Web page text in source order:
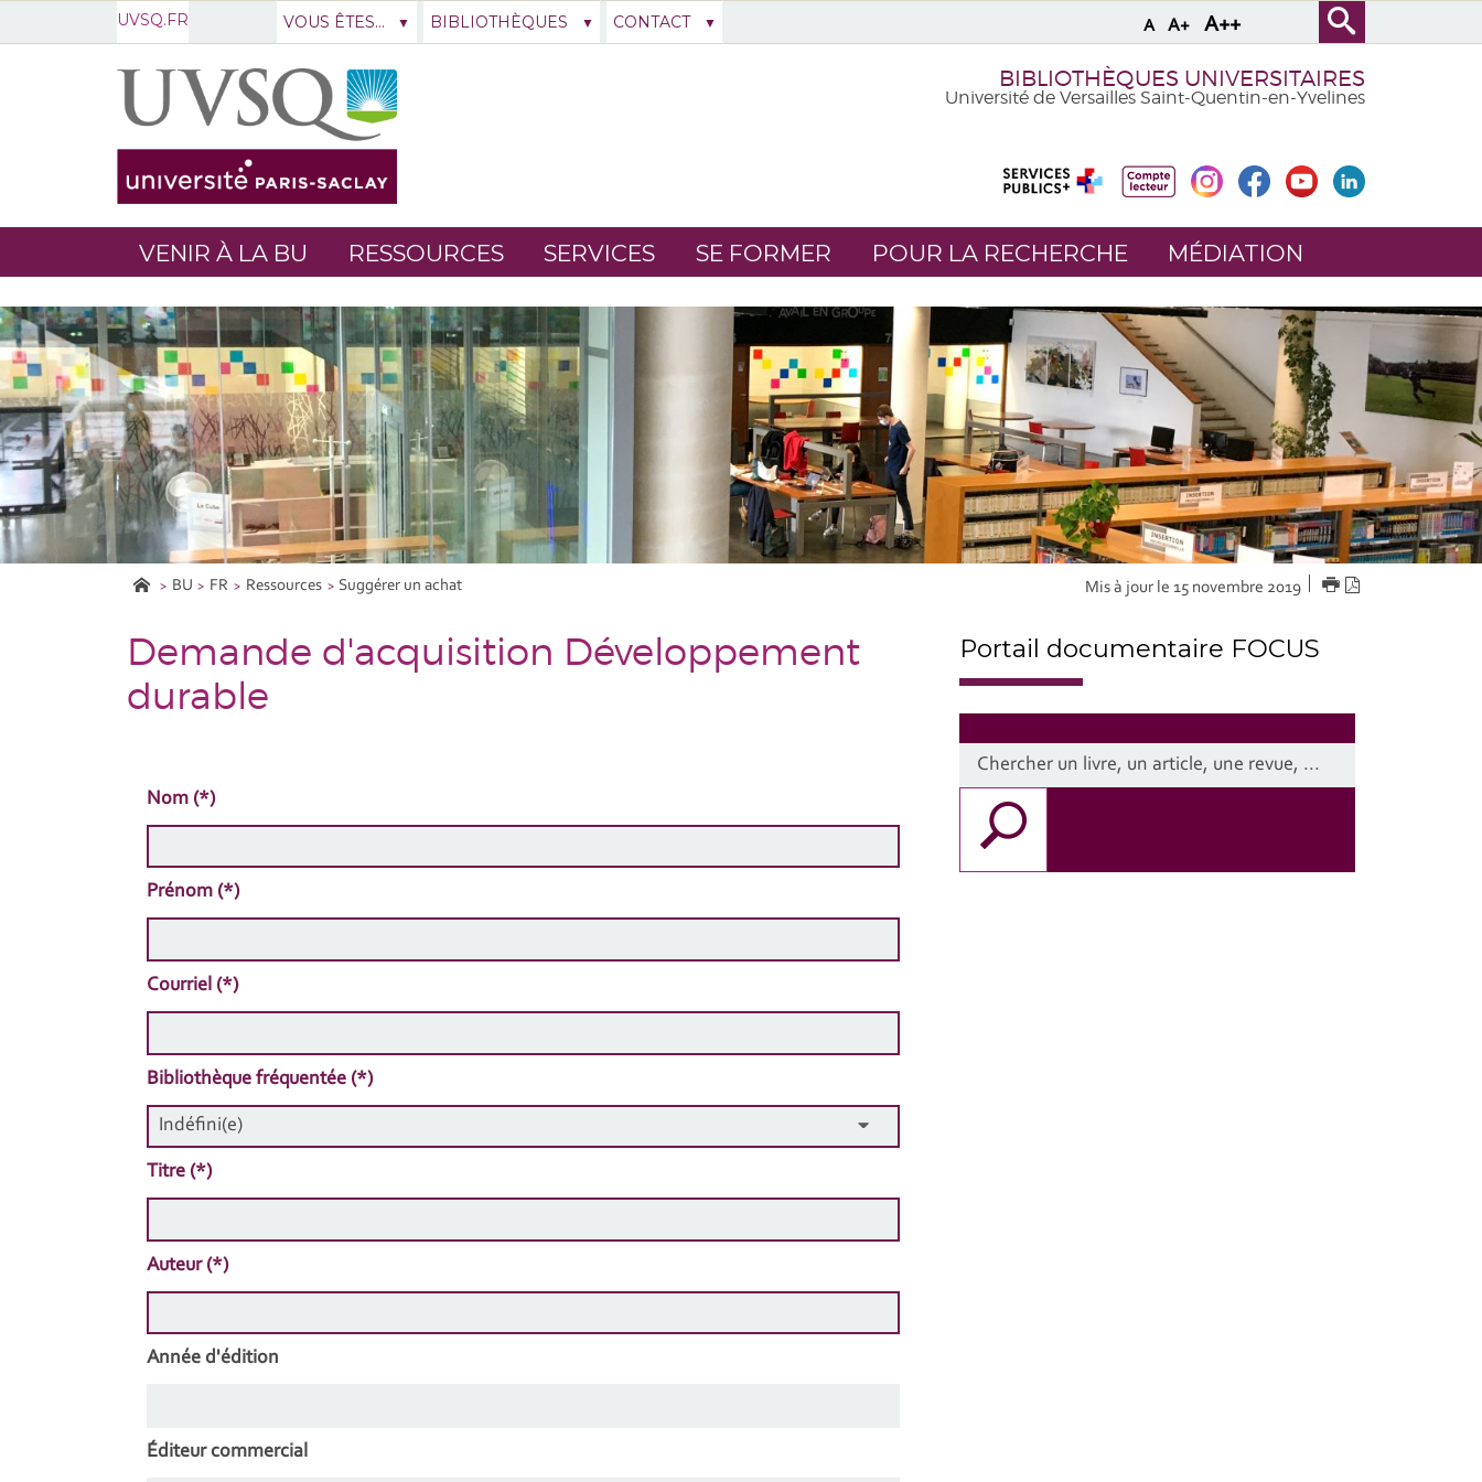
A A+ A++
UVSQ.FR
BIBLIOTHÈQUES UNIVERSITAIRES
Université de Versailles Saint-Quentin-en-Yvelines
VENIR À LA BU RESSOURCES SERVICES SE FORMER POUR LA RECHERCHE MÉDIATION
BU FR Ressources Suggérer un achat Mis à jour le 15 novembre 2019 IMPRIMER
Demande d'acquisition Développement
durable
Nom (*)
Prénom (*)
Courriel (*)
Bibliothèque fréquentée (*)
Titre (*)
Auteur (*)
Année d'édition
Éditeur commercial
Portail documentaire FOCUS
VOUS ÊTES... BIBLIOTHÈQUES CONTACT